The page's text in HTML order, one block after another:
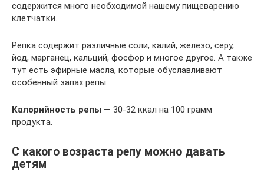
содержится много необходимой нашему пищеварению
клетчатки.
Репка содержит различные соли, калий, железо, серу,
йод, марганец, кальций, фосфор и многое другое. А также
тут есть эфирные масла, которые обуславливают
особенный запах репы.
Калорийность репы — 30-32 ккал на 100 грамм
продукта.
С какого возраста репу можно давать
детям